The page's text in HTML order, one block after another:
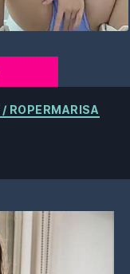
ROPERMARISA